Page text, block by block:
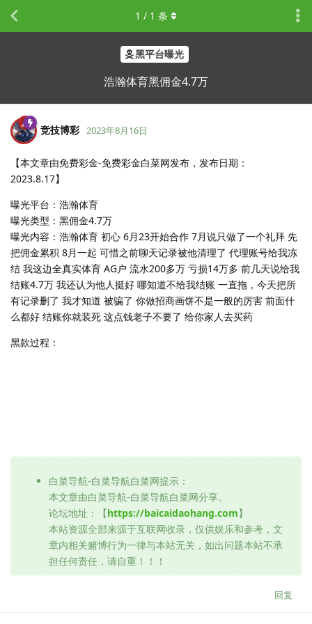
黑平台曝光
浩瀚体育黑佣金4.7万
1 / 1 条
竞技博彩 2023年8月16日
【本文章由免费彩金-免费彩金白菜网发布，发布日期：
2023.8.17】
曝光平台：浩瀚体育
曝光类型：黑佣金4.7万
曝光内容：浩瀚体育 初心 6月23开始合作 7月说只做了一个礼拜 先
把佣金累积 8月一起 可惜之前聊天记录被他清理了 代理账号给我冻
结 我这边全真实体育 AG户 流水200多万 亏损14万多 前几天说给我
结账4.7万 我还认为他人挺好 哪知道不给我结账 一直拖，今天把所
有记录删了 我才知道 被骗了 你做招商画饼不是一般的厉害 前面什
么都好 结账你就装死 这点钱老子不要了 给你家人去买药
黑款过程：
白菜导航-白菜导航白菜网提示：
本文章由白菜导航-白菜导航白菜网分享。
论坛地址：【https://baicaidaohang.com】
本站资源全部来源于互联网收录，仅供娱乐和参考，文
章内相关赌博行为一律与本站无关，如出问题本站不承
担任何责任，请自重！！！
回复